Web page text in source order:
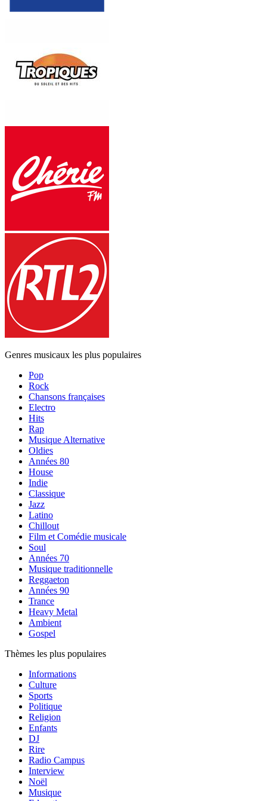
Genres musicaux les plus populaires
Pop
Rock
Chansons françaises
Electro
Hits
Rap
Musique Alternative
Oldies
Années 80
House
Indie
Classique
Jazz
Latino
Chillout
Film et Comédie musicale
Soul
Années 70
Musique traditionnelle
Reggaeton
Années 90
Trance
Heavy Metal
Ambient
Gospel
Thèmes les plus populaires
Informations
Culture
Sports
Politique
Religion
Enfants
DJ
Rire
Radio Campus
Interview
Noël
Musique